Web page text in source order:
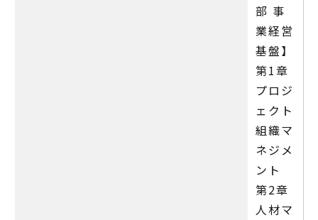
部 事
業経営
基盤】
第1章
プロジ
ェクト
組織マ
ネジメ
ント
第2章
人材マ